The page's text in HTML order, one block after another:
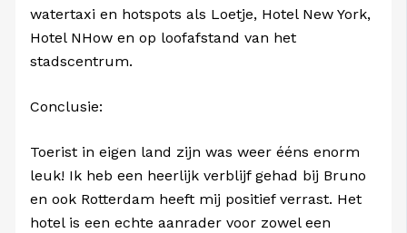
watertaxi en hotspots als Loetje, Hotel New York,
Hotel NHow en op loofafstand van het
stadscentrum.
Conclusie:
Toerist in eigen land zijn was weer ééns enorm
leuk! Ik heb een heerlijk verblijf gehad bij Bruno
en ook Rotterdam heeft mij positief verrast. Het
hotel is een echte aanrader voor zowel een